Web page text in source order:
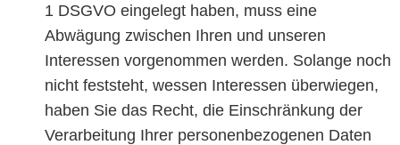
1 DSGVO eingelegt haben, muss eine
Abwägung zwischen Ihren und unseren
Interessen vorgenommen werden. Solange noch
nicht feststeht, wessen Interessen überwiegen,
haben Sie das Recht, die Einschränkung der
Verarbeitung Ihrer personenbezogenen Daten